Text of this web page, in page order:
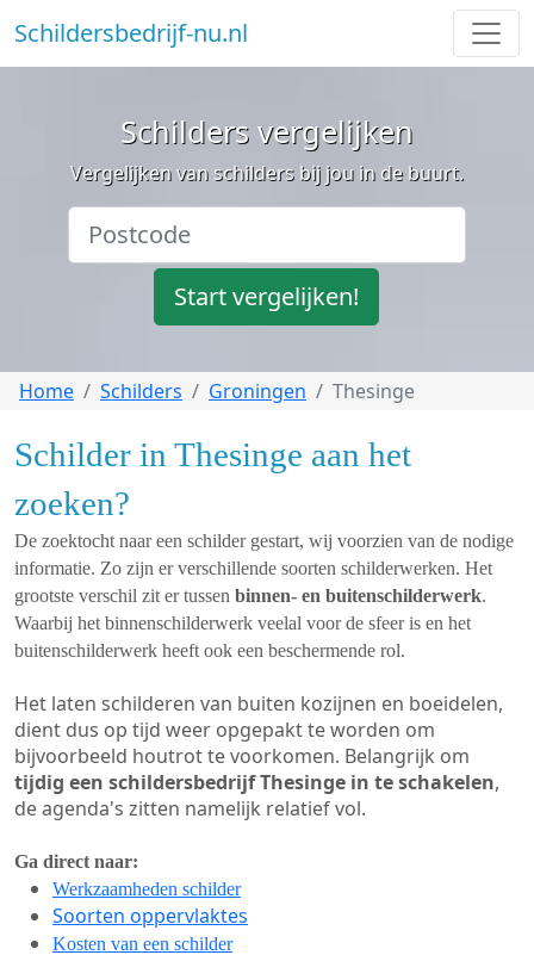
Schildersbedrijf-nu.nl
Schilders vergelijken
Vergelijken van schilders bij jou in de buurt.
Start vergelijken!
Home Schilders Groningen Thesinge
Schilder in Thesinge aan het
zoeken?
De zoektocht naar een schilder gestart, wij voorzien van de nodige
informatie. Zo zijn er verschillende soorten schilderwerken. Het
grootste verschil zit er tussen binnen- en buitenschilderwerk.
Waarbij het binnenschilderwerk veelal voor de sfeer is en het
buitenschilderwerk heeft ook een beschermende rol.
Het laten schilderen van buiten kozijnen en boeidelen,
dient dus op tijd weer opgepakt te worden om
bijvoorbeeld houtrot te voorkomen. Belangrijk om
tijdig een schildersbedrijf Thesinge in te schakelen,
de agenda's zitten namelijk relatief vol.
Ga direct naar:
Werkzaamheden schilder
Soorten oppervlaktes
Kosten van een schilder